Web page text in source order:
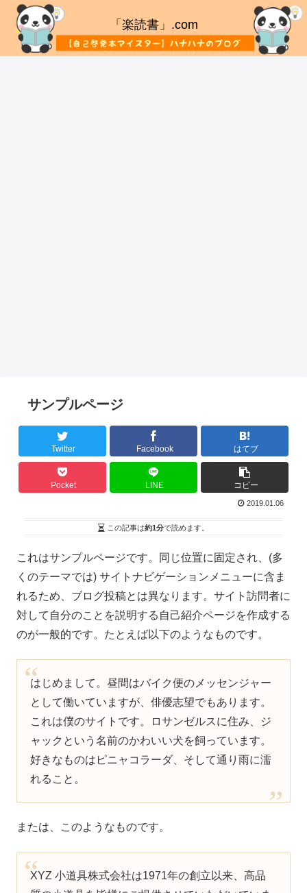
「楽読書」.com
サンプルページ
Twitter Facebook はてブ
Pocket LINE コピー
2019.01.06
この記事は約1分で読めます。
これはサンプルページです。同じ位置に固定され、(多
くのテーマでは) サイトナビゲーションメニューに含ま
れるため、ブログ投稿とは異なります。サイト訪問者に
対して自分のことを説明する自己紹介ページを作成する
のが一般的です。たとえば以下のようなものです。
はじめまして。昼間はバイク便のメッセンジャー
として働いていますが、俳優志望でもあります。
これは僕のサイトです。ロサンゼルスに住み、ジ
ャックという名前のかわいい犬を飼っています。
好きなものはピニャコラーダ、そして通り雨に濡
れること。
または、このようなものです。
XYZ 小道具株式会社は1971年の創立以来、高品